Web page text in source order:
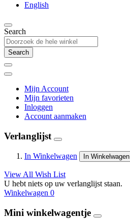
English
Search
Search
Mijn Account
Mijn favorieten
Inloggen
Account aanmaken
Verlanglijst
In Winkelwagen In Winkelwagen
View All Wish List
U hebt niets op uw verlanglijst staan.
Winkelwagen 0
Mini winkelwagentje